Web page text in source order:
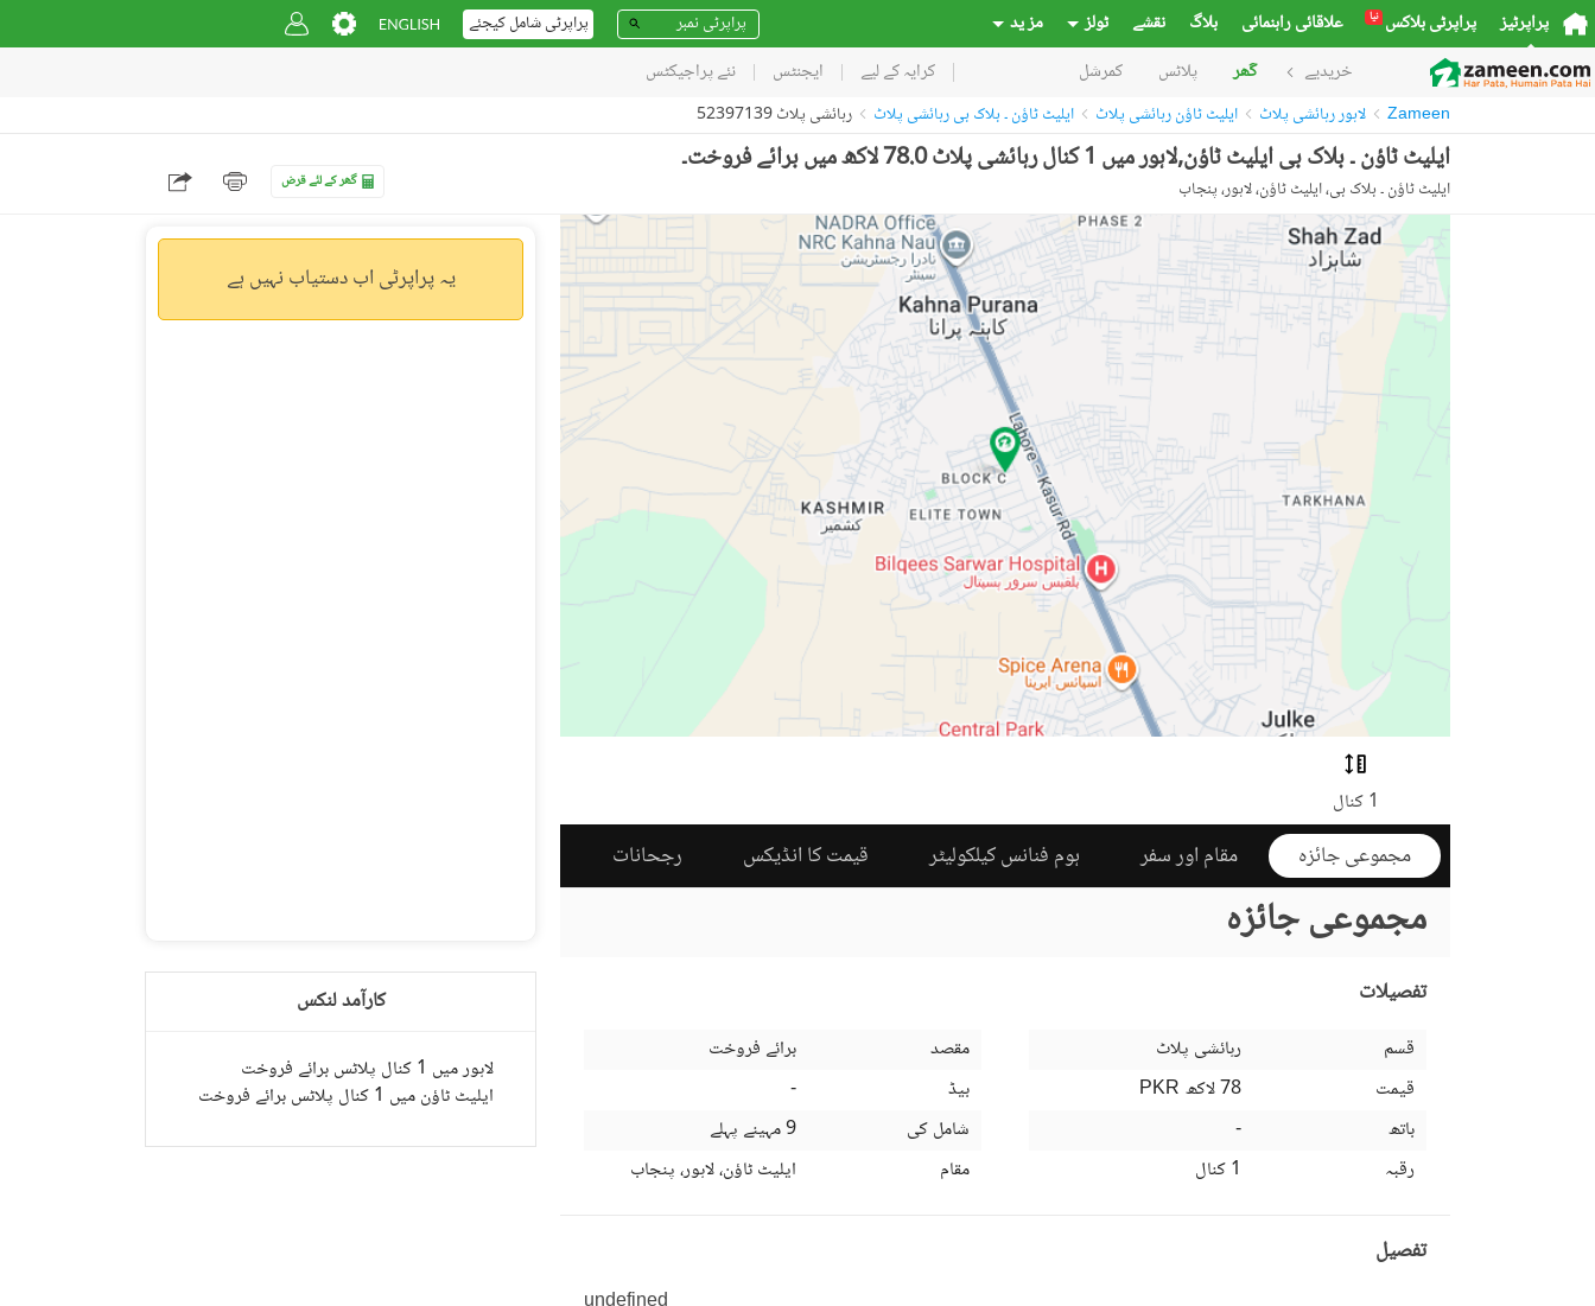
پراپرٹیز پراپرٹی بلاکس نیا علاقائی راہنمائی بلاگ نقشے ٹولز مز ید پراپرٹی شامل کیجئے
خریدیے گھر پلاٹس کمرشل کرایہ کے لیے ایجنٹس نئے پراجیکٹس
Zameen لاہور رہائشی پلاٹ ایلیٹ ٹاؤن رہائشی پلاٹ ایلیٹ ٹاؤن ۔ بلاک بی رہائشی پلاٹ رہائشی پلاٹ 52397139
ایلیٹ ٹاؤن ۔ بلاک بی ایلیٹ ٹاؤن,لاہور میں 1 کنال رہائشی پلاٹ 78.0 لاکھ میں برائے فروخت۔
ایلیٹ ٹاؤن ۔ بلاک بی، ایلیٹ ٹاؤن، لاہور، پنجاب گھر کے لئے قرض
1 کنال
مجموعی جائزہ مقام اور سفر ہوم فنانس کیلکولیٹر قیمت کا انڈیکس رجحانات
مجموعی جائزہ
تفصیلات
قسم
رہائشی پلاٹ
قیمت
PKR
78 لاکھ
باتھ
-
رقبہ
1 کنال
مقصد
برائے فروخت
بیڈ
-
شامل کی
9 مہینے پہلے
مقام
ایلیٹ ٹاؤن، لاہور، پنجاب
تفصیل
یہ پراپرٹی اب دستیاب نہیں ہے
کارآمد لنکس
لاہور میں 1 کنال پلاٹس برائے فروخت
ایلیٹ ٹاؤن میں 1 کنال پلاٹس برائے فروخت